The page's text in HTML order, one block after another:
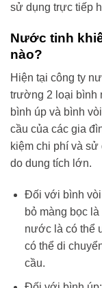
sử dụng trực tiếp
Nước tinh
nào?
Hiện tại công ty
trường 2 loại bình
bình úp và bình
cầu của các gia
kiệm chi phí và
do dung tích lớn.
Đối với bình
bỏ màng bọc
nước là có thể
có thể di
cầu.